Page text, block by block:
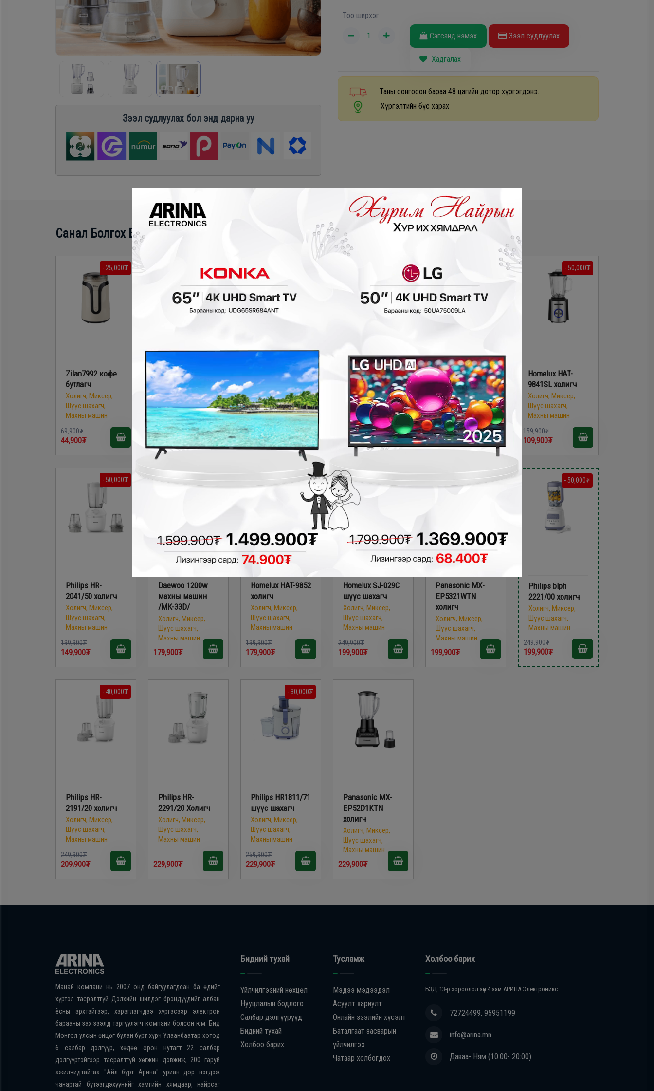
Зээл судлуулах бол энд дарна уу
Тоо ширхэг
Сагсанд нэмэх Зээл судлуулах
Хадгалах
Таны сонгосон бараа 48 цагийн дотор хүргэгдэнэ.
Хүргэлтийн бүс харах
Санал Болгох Бүтээгдэхүүн
- 25,000₮
Zilan7992 кофе
бутлагч
Холигч, Миксер,
Шүүс шахагч,
Махны машин
69,900₮
44,900₮
- 20,000₮
Zilan8013 кофе
бутлагч
Холигч, Миксер,
Шүүс шахагч,
Махны машин
69,900₮
49,900₮
Хутга ирлэгч /No
brand-H1234/
Холигч, Миксер,
Шүүс шахагч,
Махны машин
79,900₮
- 40,000₮
Philips HR-
2520/01 гар
холигч
Холигч, Миксер,
Шүүс шахагч,
Махны машин
139,900₮
99,900₮
Midea MJ-
BL6013W4 холигч
Холигч, Миксер,
Шүүс шахагч,
Махны машин
99,900₮
- 50,000₮
Homelux HAT-
9841SL холигч
Холигч, Миксер,
Шүүс шахагч,
Махны машин
159,900₮
109,900₮
- 50,000₮
Philips HR-
2041/50 холигч
Холигч, Миксер,
Шүүс шахагч,
Махны машин
199,900₮
149,900₮
Daewoo 1200w
махны машин
/MK-33D/
Холигч, Миксер,
Шүүс шахагч,
Махны машин
179,900₮
- 20,000₮
Homelux HAT-9852
холигч
Холигч, Миксер,
Шүүс шахагч,
Махны машин
199,900₮
179,900₮
- 50,000₮
Homelux SJ-029C
шүүс шахагч
Холигч, Миксер,
Шүүс шахагч,
Махны машин
249,900₮
199,900₮
Panasonic MX-
EP5321WTN
холигч
Холигч, Миксер,
Шүүс шахагч,
Махны машин
199,900₮
- 50,000₮
Philips blph
2221/00 холигч
Холигч, Миксер,
Шүүс шахагч,
Махны машин
249,900₮
199,900₮
- 40,000₮
Philips HR-
2191/20 холигч
Холигч, Миксер,
Шүүс шахагч,
Махны машин
249,900₮
209,900₮
Philips HR-
2291/20 Холигч
Холигч, Миксер,
Шүүс шахагч,
Махны машин
229,900₮
- 30,000₮
Philips HR1811/71
шүүс шахагч
Холигч, Миксер,
Шүүс шахагч,
Махны машин
259,900₮
229,900₮
Panasonic MX-
EP52D1KTN
холигч
Холигч, Миксер,
Шүүс шахагч,
Махны машин
229,900₮
Манай компани нь 2007 онд байгуулагдсан ба өдийг
хүртэл тасралтгүй Дэлхийн шилдэг брэндүүдийг албан
ёсны эрхтэйгээр, хэрэглэгчдээ хүргэсээр электрон
барааны зах зээлд тэргүүлэгч компани болсон юм. Бид
Монгол улсын өнцөг булан бүрт хүрч Улаанбаатар хотод
6 салбар дэлгүүр, хөдөө орон нутагт 22 салбар
дэлгүүртэйгээр тасралтгүй хөгжин дэвжиж, 200 гаруй
ажилчидтайгаа "Айл бүрт Арина" уриан дор нэгдэж
чанартай бүтээгдэхүүнийг хамгийн хямдаар, найрсаг
Бидний тухай
Үйлчилгээний нөхцөл
Нууцлалын бодлого
Салбар дэлгүүрүүд
Бидний тухай
Холбоо барих
Тусламж
Мэдээ мэдээдэл
Асуулт хариулт
Онлайн зээлийн хүсэлт
Баталгаат засварын
үйлчилгээ
Чатаар холбогдох
Холбоо барих
БЗД, 13-р хороолол зүүн 4 зам АРИНА Электроникс
72724499, 95951199
info@arina.mn
Даваа- Ням (10:00- 20:00)